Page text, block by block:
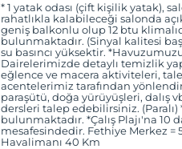
* 1 yatak odası (çift kişilik yatak),
rahatlıkla kalabileceği salonda
geniş balkonlu olup 12 btu
bulunmaktadır. (Sinyal kalitesi
su basıncı yüksektir.
Dairelerimizde detaylı temizlik
eğlence ve macera aktiviteleri,
acentelerimiz tarafından
paraşütü, doğa yürüyüşleri, dalış
dersleri talep edebilirsiniz.
bulunmaktadır. *Çalış Plajı'na
mesafesindedir. Fethiye Merkez =
Havalimanı 40 Km